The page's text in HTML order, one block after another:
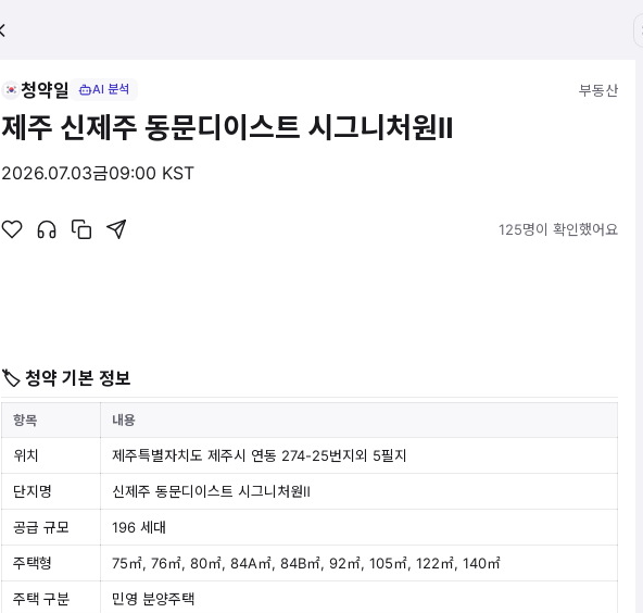
청약일 AI 분석 부동산
제주 신제주 동문디이스트 시그니처원Ⅱ
2026.07.03금09:00 KST
125명이 확인했어요
🏷 청약 기본 정보
항목 내용
위치 제주특별자치도 제주시 연동 274-25번지외 5필지
단지명 신제주 동문디이스트 시그니처원Ⅱ
공급 규모 196 세대
주택형 75㎡, 76㎡, 80㎡, 84A㎡, 84B㎡, 92㎡, 105㎡, 122㎡, 140㎡
주택 구분 민영 분양주택